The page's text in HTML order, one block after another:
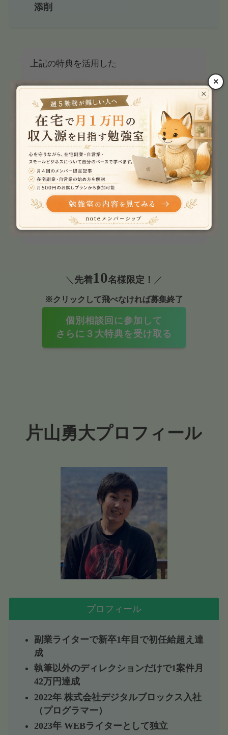
添削
上記の特典を活用した
「単発案件ではなく継続案件を獲得し
た！」
「副業WEBライターで月10万円達成し
た！」
「そのまま使って継続案件で発注者が褒め
られた！」
との声が続出しています。配布が終わり次
第、
お早めのお申し込みをおすすめしていま
す。
＼ 先着10名様限定！ ／
※クリックして飛べなければ募集終了
個別相談回に参加して
さらに３大特典を受け取る
片山勇大プロフィール
プロフィール
副業ライターで新卒1年目で初任給超え達
成
執筆以外のディレクションだけで1案件月
42万円達成
2022年 株式会社デジタルブロックス入社
（プログラマー）
2023年 WEBライターとして独立
×